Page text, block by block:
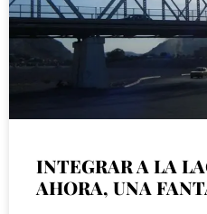
INTEGRAR A LA
AHORA, UNA